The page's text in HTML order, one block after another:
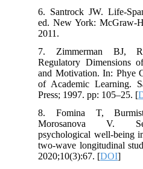
6. Santrock JW. Life-
ed. New York:
2011.
7. Zimmerman BJ,
Regulatory Dimensions
and Motivation. In: Phye
of Academic Learning.
Press; 1997. pp: 105–25.
8. Fomina T,
Morosanova V.
psychological well-being
two-wave longitudinal
2020;10(3):67. [DOI